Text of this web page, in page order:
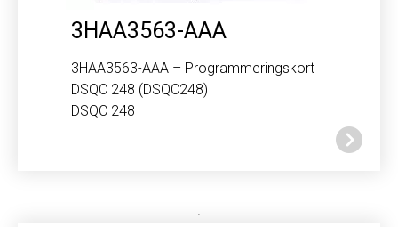
3HAA3563-AAA
3HAA3563-AAA – Programmeringskort
DSQC 248 (DSQC248)
DSQC 248